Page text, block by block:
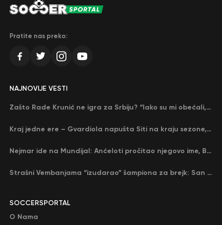
Pratite nas preko:
SOCCERSPORTAL
O Nama
NAJNOVIJE VESTI
Zašto Rade Krunić ne igra za Srbiju? “Iako su mi obećali, niko me nije zvao…”
Kraj jedne ere – Gvardiola napušta Siti na kraju sezone, menja ga njegov nekadašnji rival
Nejmar ide na Mundijal: Anćeloti pročitao njegovo ime, Brazil u delirijumu (VIDEO)
Strašni Vembanjama “izudarao” šampiona za brejk: San Antonio poveo protiv Oklahome